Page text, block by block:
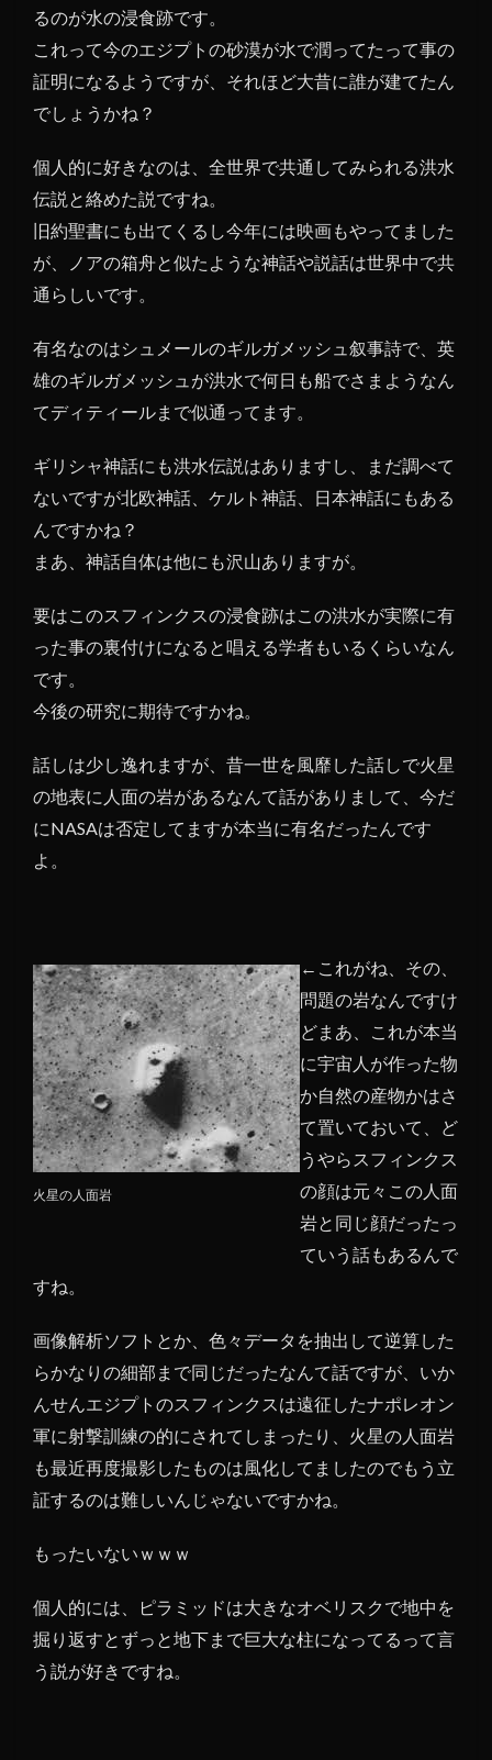
るのが水の浸食跡です。
これって今のエジプトの砂漠が水で潤ってたって事の
証明になるようですが、それほど大昔に誰が建てたん
でしょうかね？
個人的に好きなのは、全世界で共通してみられる洪水
伝説と絡めた説ですね。
旧約聖書にも出てくるし今年には映画もやってました
が、ノアの箱舟と似たような神話や説話は世界中で共
通らしいです。
有名なのはシュメールのギルガメッシュ叙事詩で、英
雄のギルガメッシュが洪水で何日も船でさまようなん
てディティールまで似通ってます。
ギリシャ神話にも洪水伝説はありますし、まだ調べて
ないですが北欧神話、ケルト神話、日本神話にもある
んですかね？
まあ、神話自体は他にも沢山ありますが。
要はこのスフィンクスの浸食跡はこの洪水が実際に有
った事の裏付けになると唱える学者もいるくらいなん
です。
今後の研究に期待ですかね。
話しは少し逸れますが、昔一世を風靡した話しで火星
の地表に人面の岩があるなんて話がありまして、今だ
にNASAは否定してますが本当に有名だったんです
よ。
火星の人面岩
←これがね、その、
問題の岩なんですけ
どまあ、これが本当
に宇宙人が作った物
か自然の産物かはさ
て置いておいて、ど
うやらスフィンクス
の顔は元々この人面
岩と同じ顔だったっ
ていう話もあるんで
すね。
画像解析ソフトとか、色々データを抽出して逆算した
らかなりの細部まで同じだったなんて話ですが、いか
んせんエジプトのスフィンクスは遠征したナポレオン
軍に射撃訓練の的にされてしまったり、火星の人面岩
も最近再度撮影したものは風化してましたのでもう立
証するのは難しいんじゃないですかね。
もったいないｗｗｗ
個人的には、ピラミッドは大きなオベリスクで地中を
掘り返すとずっと地下まで巨大な柱になってるって言
う説が好きですね。